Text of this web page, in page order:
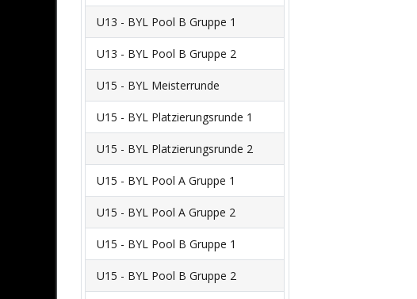
U13 - BYL Pool B Gruppe 1
U13 - BYL Pool B Gruppe 2
U15 - BYL Meisterrunde
U15 - BYL Platzierungsrunde 1
U15 - BYL Platzierungsrunde 2
U15 - BYL Pool A Gruppe 1
U15 - BYL Pool A Gruppe 2
U15 - BYL Pool B Gruppe 1
U15 - BYL Pool B Gruppe 2